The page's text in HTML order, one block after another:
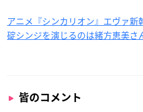
アニメ『シンカリオン』エヴァ
碇シンジを演じるのは緒方恵美さ
皆のコメント